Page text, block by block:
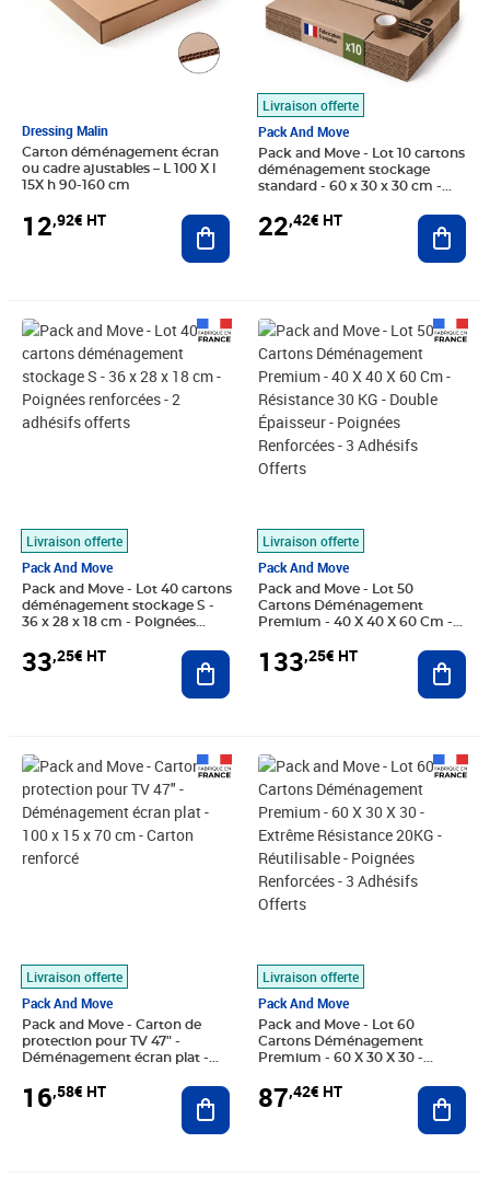
Dressing Malin
Carton déménagement écran
ou cadre ajustables – L 100 X l
15X h 90-160 cm
12,92€ HT Ajouter au panier
Livraison offerte
Pack And Move
Pack and Move - Lot 10 cartons
déménagement stockage
standard - 60 x 30 x 30 cm -
offert
22,42€ HT
Livraison offerte
Pack And Move
Pack and Move - Lot 40 cartons
déménagement stockage S -
36 x 28 x 18 cm - Poignées
33,25€ HT
Prix 33,25€ HT
Ajouter au panier
Livraison offerte
Pack And Move
Pack and Move - Lot 50
Cartons Déménagement
Premium - 40 X 40 X 60 Cm -
Épaisseur - Poignées
Renforcées - 3 Adhésifs Offerts
133,25€ HT
Prix 133,25€ HT
Livraison offerte
Pack And Move
Pack and Move - Carton de
protection pour TV 47" -
Déménagement écran plat -
renforcé
16,58€ HT
Prix 16,58€ HT
Ajouter au panier
Livraison offerte
Pack And Move
Pack and Move - Lot 60
Cartons Déménagement
Premium - 60 X 30 X 30 -
Réutilisable - Poignées
Renforcées - 3 Adhésifs Offerts
87,42€ HT
Prix 87,42€ HT